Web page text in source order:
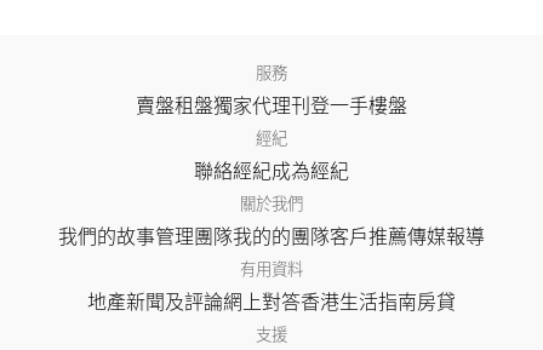
服務
賣盤租盤獨家代理刊登一手樓盤
經紀
聯絡經紀成為經紀
關於我們
我們的故事管理團隊我的的團隊客戶推薦傳媒報導
有用資料
地產新聞及評論網上對答香港生活指南房貸
支援